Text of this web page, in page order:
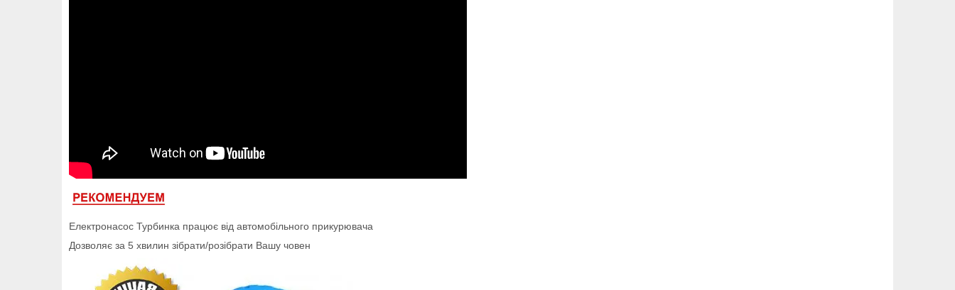
Електронасос Турбинка працює від автомобільного прикурювача
Дозволяє за 5 хвилин зібрати/розібрати Вашу човен